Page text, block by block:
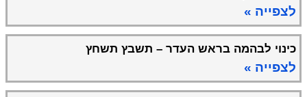
לצפייה »
כינוי לבהמה בראש העדר – תשבץ תשחץ
לצפייה »